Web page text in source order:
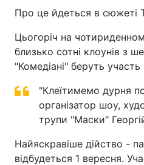
Про це йдеться в сюжеті
Цьогоріч на
близько сотні клоунів з
"Комедіані" беруть
"Клеїтимемо дурня
організатор шоу,
трупи "Маски"
Найяскравіше дійство -
відбудеться 1 вересня.